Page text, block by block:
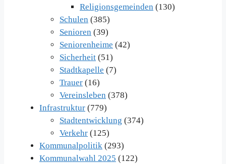
Religionsgemeinden (130)
Schulen (385)
Senioren (39)
Seniorenheime (42)
Sicherheit (51)
Stadtkapelle (7)
Trauer (16)
Vereinsleben (378)
Infrastruktur (779)
Stadtentwicklung (374)
Verkehr (125)
Kommunalpolitik (293)
Kommunalwahl 2025 (122)